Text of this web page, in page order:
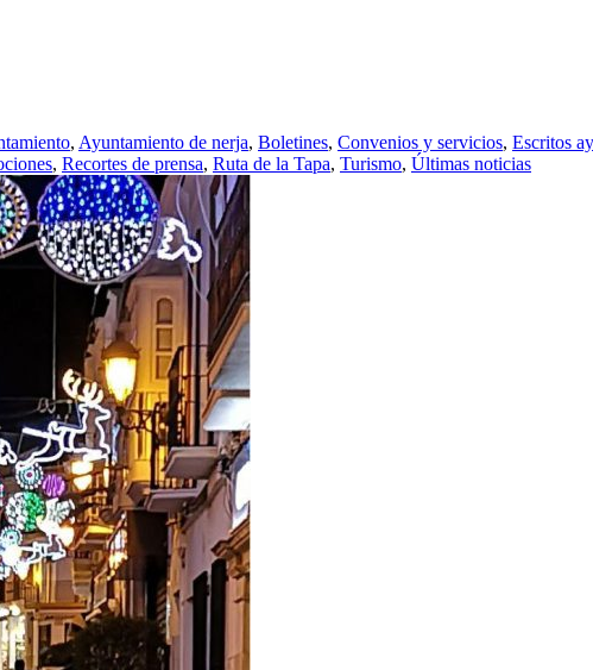
, Ayuntamiento de nerja, Boletines, Convenios y servicios, Escritos
, Recortes de prensa, Ruta de la Tapa, Turismo, Últimas noticias